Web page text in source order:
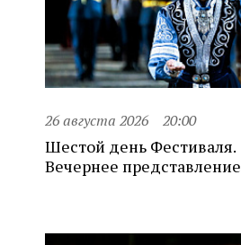
26 августа 2026 20:00
Шестой день Фестиваля.
Вечернее представление